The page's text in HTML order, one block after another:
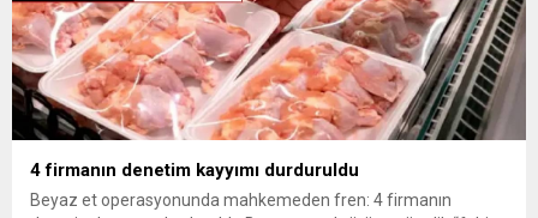
4 firmanın denetim kayyımı durduruldu
Beyaz et operasyonunda mahkemeden fren: 4 firmanın